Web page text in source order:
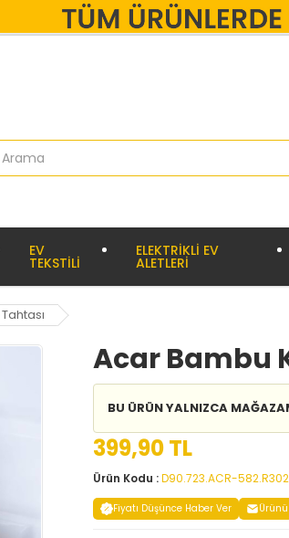
EV
TEKSTİLİ
ELEKTRİKLİ EV
ALETLERİ
Acar Bambu
BU ÜRÜN YALNIZCA
399,90 TL
Ürün Kodu :D90.723.ACR-
Fiyatı Düşünce Haber Ver